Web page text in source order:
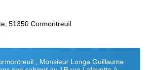
51350 Cormontreuil
, Monsieur Longa Guillaume